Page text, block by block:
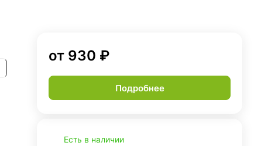
от 930 ₽
Подробнее
Есть в наличии